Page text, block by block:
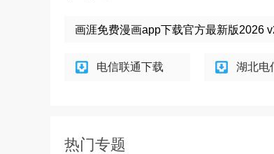
画涯免费漫画app下载官方最新版2026
电信联通下载 湖北电
热门专题